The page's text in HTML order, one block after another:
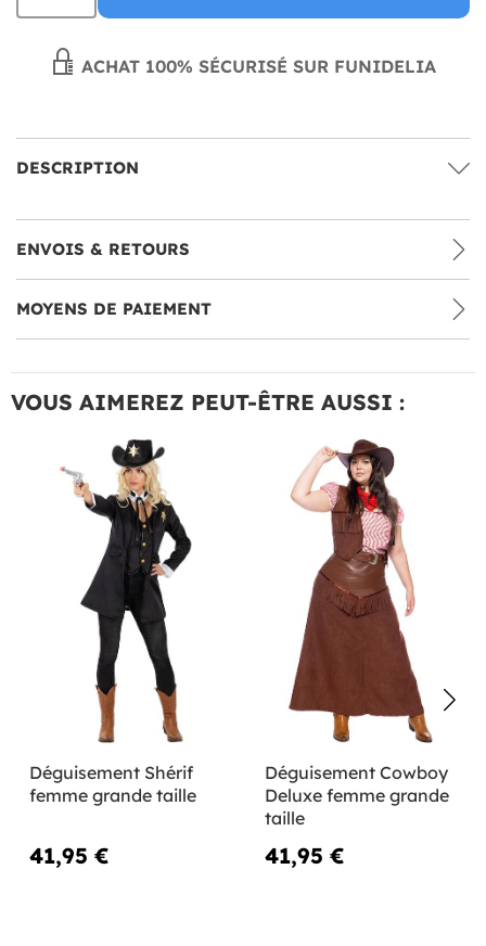
ACHAT 100% SÉCURISÉ SUR FUNIDELIA
DESCRIPTION
ENVOIS & RETOURS
MOYENS DE PAIEMENT
VOUS AIMEREZ PEUT-ÊTRE AUSSI :
Déguisement Shérif
femme grande taille
41,95 €
Déguisement Cowboy
Deluxe femme grande
taille
41,95 €